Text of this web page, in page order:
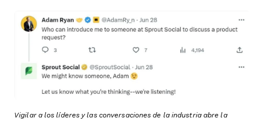
Vigilar a los líderes y las conversaciones de la industria abre la